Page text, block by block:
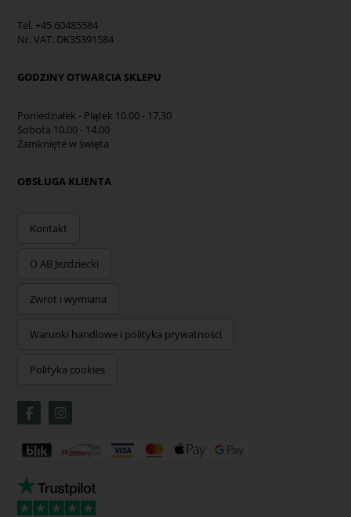
Tel. +45 60485584
Nr. VAT: DK35391584
GODZINY OTWARCIA SKLEPU
Poniedziałek - Piątek 10.00 - 17.30
Sobota 10.00 - 14.00
Zamknięte w święta
OBSŁUGA KLIENTA
Kontakt
O AB Jezdziecki
Zwrot i wymiana
Warunki handlowe i polityka prywatności
Polityka cookies